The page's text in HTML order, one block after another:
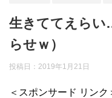
生きててえらい
らせｗ）
投稿日： 2019年1月21日
＜スポンサード リンク